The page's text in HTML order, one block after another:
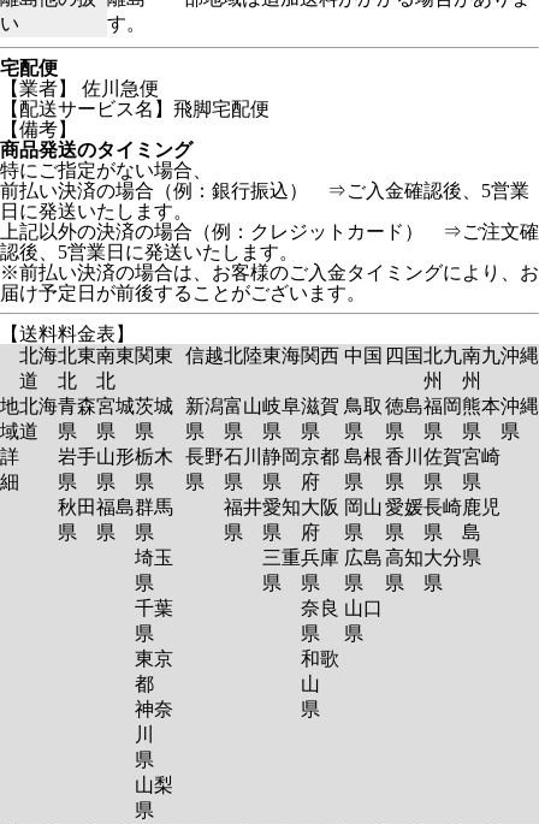
い
す。
宅配便
【業者】 佐川急便
【配送サービス名】飛脚宅配便
【備考】
商品発送のタイミング
特にご指定がない場合、
前払い決済の場合（例：銀行振込） ⇒ご入金確認後、5営業
日に発送いたします。
上記以外の決済の場合（例：クレジットカード） ⇒ご注文確
認後、5営業日に発送いたします。
※前払い決済の場合は、お客様のご入金タイミングにより、お
届け予定日が前後することがございます。
【送料料金表】
北海
道
北東
北
南東
北
関東 信越北陸東海関西 中国 四国北九
州
南九
州
沖縄
地
域
詳
細
北海
道
青森
県
岩手
県
秋田
県
宮城
県
山形
県
福島
県
茨城
県
栃木
県
群馬
県
埼玉
県
千葉
県
東京
都
神奈
川
県
山梨
県
新潟
県
長野
県
富山
県
石川
県
福井
県
岐阜
県
静岡
県
愛知
県
三重
県
滋賀
県
京都
府
大阪
府
兵庫
県
奈良
県
和歌
山
県
鳥取
県
島根
県
岡山
県
広島
県
山口
県
徳島
県
香川
県
愛媛
県
高知
県
福岡
県
佐賀
県
長崎
県
大分
県
熊本
県
宮崎
県
鹿児
島
県
沖縄
県